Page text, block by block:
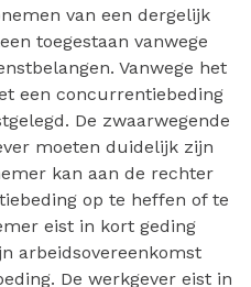
van een dergelijk
toegestaan vanwege
Vanwege het
een concurrentiebeding
De zwaarwegende
moeten duidelijk zijn
kan aan de rechter
op te heffen of te
eist in kort geding
arbeidsovereenkomst
De werkgever eist in